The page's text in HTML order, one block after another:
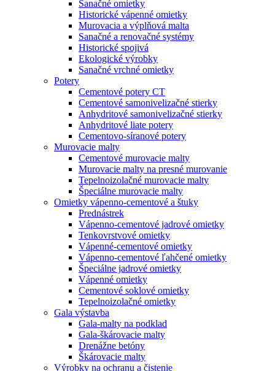
Sanačné omietky
Historické vápenné omietky
Murovacia a výplňová malta
Sanačné a renovačné systémy
Historické spojivá
Ekologické výrobky
Sanačné vrchné omietky
Potery
Cementové potery CT
Cementové samonivelizačné stierky
Anhydritové samonivelizačné stierky
Anhydritové liate potery
Cementovo-síranové potery
Murovacie malty
Cementové murovacie malty
Murovacie malty na presné murovanie
Tepelnoizolačné murovacie malty
Špeciálne murovacie malty
Omietky vápenno-cementové a štuky
Prednástrek
Vápenno-cementové jadrové omietky
Tenkovrstvové omietky
Vápenné-cementové omietky
Vápenno-cementové ľahčené omietky
Špeciálne jadrové omietky
Vápenné omietky
Cementové soklové omietky
Tepelnoizolačné omietky
Gala výstavba
Gala-malty na podklad
Gala-škárovacie malty
Drenážne betóny
Škárovacie malty
Výrobky na ochranu a čistenie